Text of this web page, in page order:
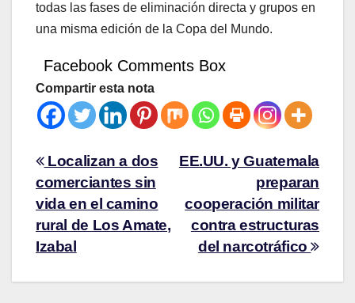
todas las fases de eliminación directa y grupos en
una misma edición de la Copa del Mundo.
Facebook Comments Box
Compartir esta nota
EE.UU. y Guatemala
preparan
cooperación militar
contra estructuras
del narcotráfico
Localizan a dos
comerciantes sin
vida en el camino
rural de Los Amate,
Izabal